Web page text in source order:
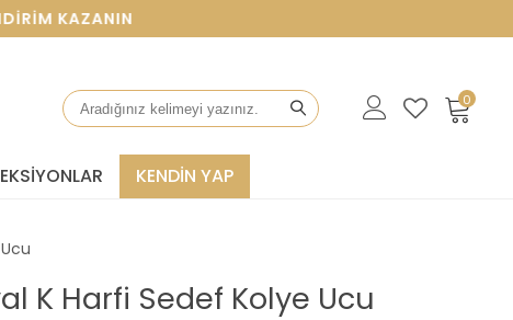
KAZANIN
0
KENDİN YAP
K Harfi Sedef Kolye Ucu